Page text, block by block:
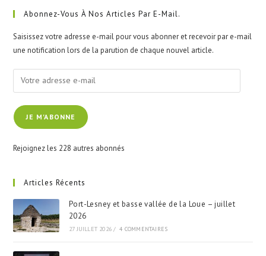
Abonnez-Vous À Nos Articles Par E-Mail.
Saisissez votre adresse e-mail pour vous abonner et recevoir par e-mail
une notification lors de la parution de chaque nouvel article.
Votre
adresse
e-
mailJE M'ABONNE
Rejoignez les 228 autres abonnés
Articles Récents
Port-Lesney et basse vallée de la Loue – juillet
2026
27 JUILLET 2026 / 4 COMMENTAIRES